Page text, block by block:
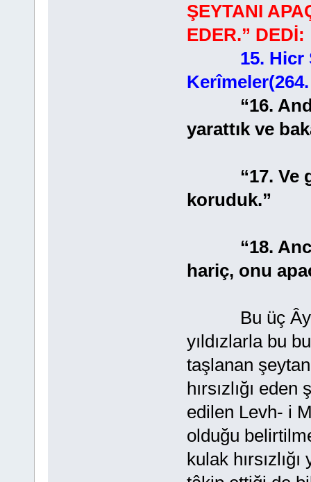
ŞEYTANI
EDER.” DEDİ:
15. Hicr
“16.
yarattık ve
“17. Ve
koruduk.”
“18. Ancak
hariç, onu
Bu üç Âyet’
yıldızlarla bu
taşlanan
hırsızlığı
edilen Levh- i
olduğu
kulak